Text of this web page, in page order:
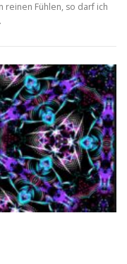
reinen Fühlen, so darf ich